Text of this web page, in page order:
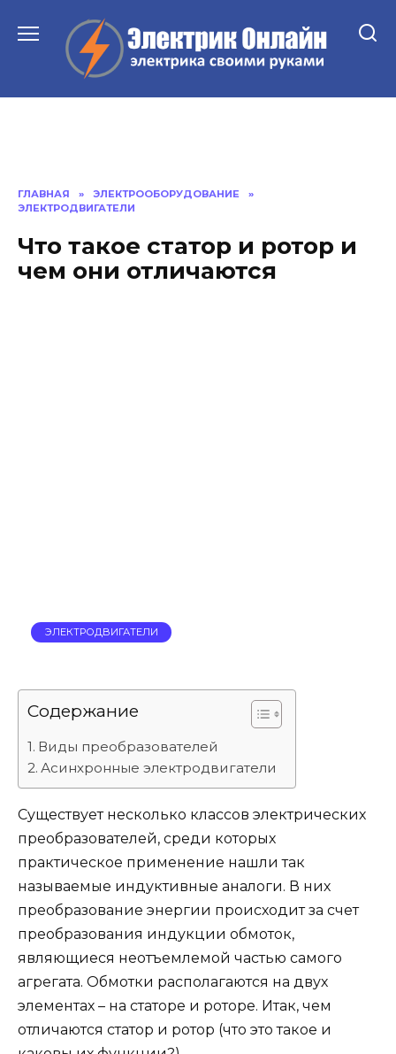
содержанию
ГЛАВНАЯ » ЭЛЕКТРООБОРУДОВАНИЕ
»
ЭЛЕКТРОДВИГАТЕЛИ
Что такое статор и ротор и
чем они отличаются
ЭЛЕКТРОДВИГАТЕЛИ
Содержание
Виды преобразователей
Асинхронные электродвигатели
Существует несколько классов электрических
преобразователей, среди которых
практическое применение нашли так
называемые индуктивные аналоги. В них
преобразование энергии происходит за счет
преобразования индукции обмоток,
являющиеся неотъемлемой частью самого
агрегата. Обмотки располагаются на двух
элементах – на статоре и роторе. Итак, чем
отличаются статор и ротор (что это такое и